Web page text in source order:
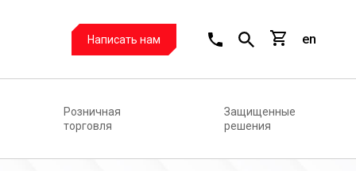
Написать нам en
Розничная
торговля
Защищенные
решения